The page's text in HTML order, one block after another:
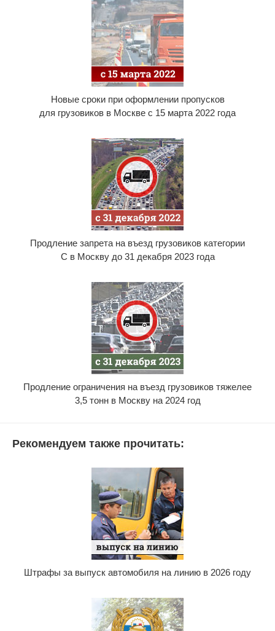
Новые сроки при оформлении пропусков
для грузовиков в Москве с 15 марта 2022 года
Продление запрета на въезд грузовиков категории
С в Москву до 31 декабря 2023 года
Продление ограничения на въезд грузовиков тяжелее
3,5 тонн в Москву на 2024 год
Рекомендуем также прочитать:
Штрафы за выпуск автомобиля на линию в 2026 году